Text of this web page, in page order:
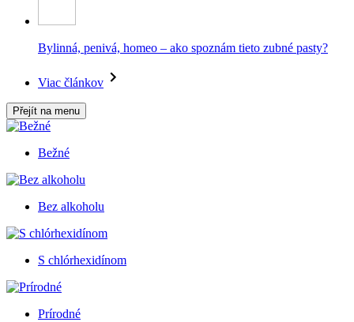
Bylinná, penivá, homeo – ako spoznám tieto zubné pasty?
Viac článkov
Přejít na menu
Bežné
Bez alkoholu
S chlórhexidínom
Prírodné